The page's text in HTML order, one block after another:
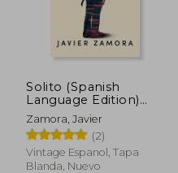
50%
dcto. $ 57.468
Solito (Spanish
Language Edition)
(Spanish Edition)
[Soft Cover ]
Zamora, Javier
(2)
Vintage Espanol, Tapa
Blanda, Nuevo